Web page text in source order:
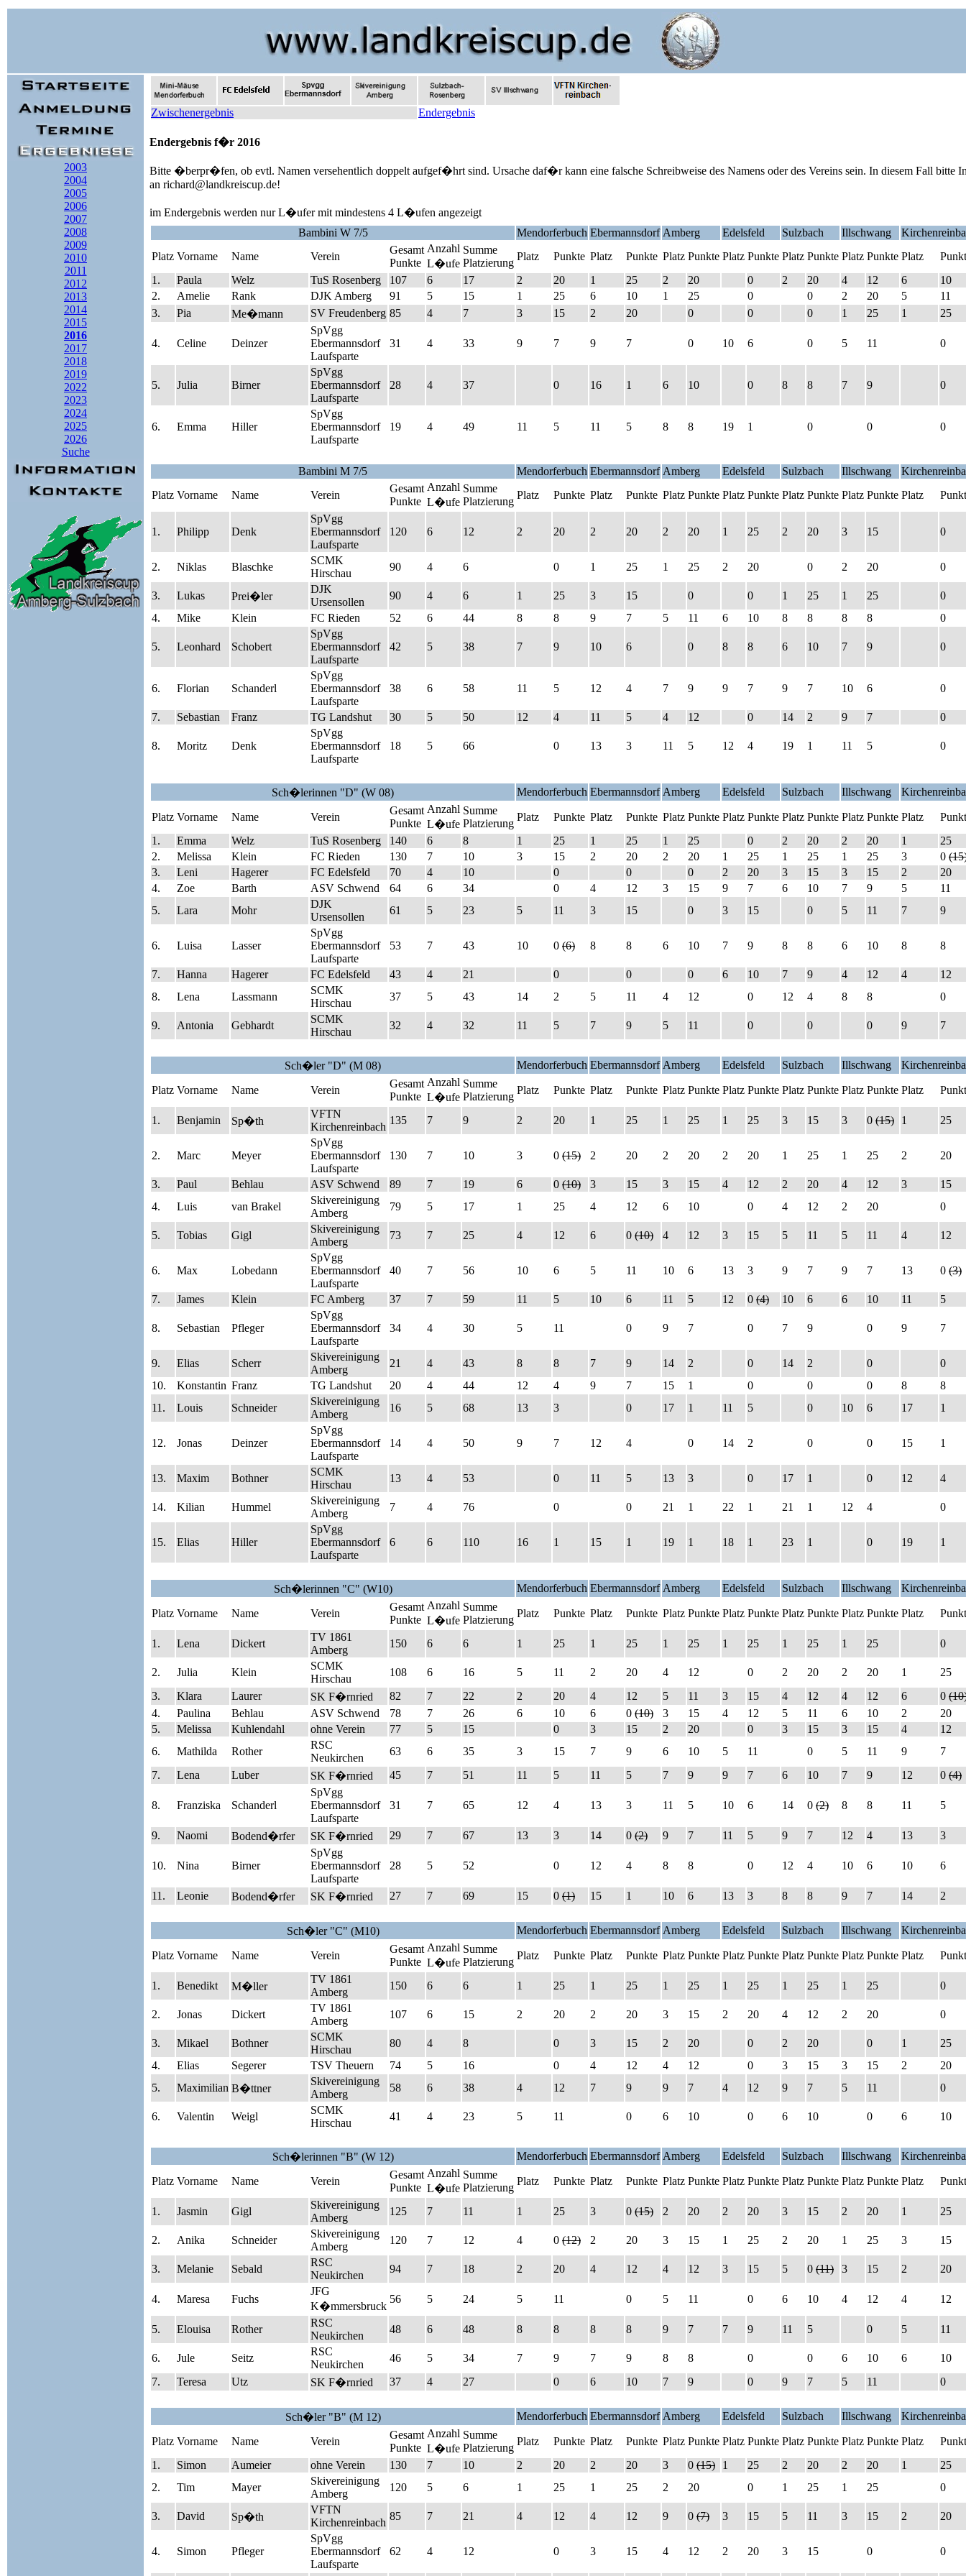
2003
2004
2005
2006
2007
2008
2009
2010
2011
2012
2013
2014
2015
2016
2017
2018
2019
2022
2023
2024
2025
2026
Suche
Zwischenergebnis Endergebnis
Endergebnis f�r 2016
Bitte �berpr�fen, ob evtl. Namen versehentlich doppelt aufgef�hrt sind. Ursache daf�r kann eine falsche Schreibweise des Namens oder des Vereins sein. In diesem Fall bitte
an richard@landkreiscup.de!
im Endergebnis werden nur L�ufer mit mindestens 4 L�ufen angezeigt
Bambini W 7/5
Mendorferbuch Ebermannsdorf Amberg Edelsfeld Sulzbach Illschwang
Platz Vorname Name Verein
Gesamt
Punkte
Anzahl
L�ufe
Summe
Platzierung
Platz Punkte Platz Punkte Platz Punkte Platz Punkte Platz Punkte Platz Punkte Platz
1.
Paula Welz TuS Rosenberg 107 6 17 2 20 1 25 2 20 0 2 20 4 12 6
10
2.
Amelie Rank DJK Amberg 91 5 15 1 25 6 10 1 25 0 0 2 20 5
11
3.
Pia Me�mann SV Freudenberg 85 4 7 3 15 2 20 0 0 0 1 25 1 25
4. Celine Deinzer
SpVgg
Ebermannsdorf
Laufsparte
31 4 33 9 7 9 7 0 10 6 0 5 11 0
5. Julia Birner
SpVgg
Ebermannsdorf
Laufsparte
28 4 37 0 16 1 6 10 0 8 8 7 9 0
6. Emma Hiller
SpVgg
Ebermannsdorf
Laufsparte
19 4 49 11 5 11 5 8 8 19 1 0 0 0
Bambini M 7/5 Mendorferbuch Ebermannsdorf Amberg Edelsfeld Sulzbach Illschwang
Platz Vorname Name Verein
Gesamt
Punkte
Anzahl
L�ufe
Summe
Platzierung
Platz Punkte Platz Punkte Platz Punkte Platz Punkte Platz Punkte Platz Punkte Platz
1. Philipp Denk
SpVgg
Ebermannsdorf
Laufsparte
120 6 12 2 20 2 20 2 20 1 25 2 20 3 15 0
2. Niklas Blaschke
SCMK
Hirschau
90 4 6 0 1 25 1 25 2 20 0 2 20 0
3. Lukas Prei�ler
DJK
Ursensollen
90 4 6 1 25 3 15 0 0 1 25 1 25
0
4.
Mike Klein FC Rieden 52 6 44 8 8 9 7 5 11 6 10 8 8 8 8 0
5. Leonhard Schobert
SpVgg
Ebermannsdorf
Laufsparte
42 5 38 7 9 10 6 0 8 8 6 10 7 9 0
6. Florian Schanderl
SpVgg
Ebermannsdorf
Laufsparte
38 6 58 11 5 12 4 7 9 9 7 9 7 10 6 0
7. Sebastian Franz TG Landshut 30 5 50 12 4 11 5 4 12 0 14 2 9 7 0
8. Moritz Denk
SpVgg
Ebermannsdorf
Laufsparte
18 5 66 0 13 3 11 5 12 4 19 1 11 5 0
Sch�lerinnen "D" (W 08) Mendorferbuch Ebermannsdorf Amberg Edelsfeld Sulzbach Illschwang
Platz Vorname Name Verein
Gesamt
Punkte
Anzahl
L�ufe
Summe
Platzierung
Platz Punkte Platz Punkte Platz Punkte Platz Punkte Platz Punkte Platz Punkte Platz
1.
Emma Welz TuS Rosenberg 140 6 8 1 25 1 25 1 25 0 2 20 2 20 1
25
2.
Melissa Klein FC Rieden 130 7 10 3 15 2 20 2 20 1 25 1 25 1 25 3 0
3.
Leni Hagerer FC Edelsfeld 70 4 10 0 0 0 2 20 3 15 3 15 2
20
4.
Zoe Barth ASV Schwend 64 6 34 0 4 12 3 15 9 7 6 10 7 9 5
11
5.
Lara Mohr
DJK
Ursensollen
61 5 23 5 11 3 15 0 3 15 0 5 11 7 9
6. Luisa Lasser
SpVgg
Ebermannsdorf
Laufsparte
53 7 43 10 0 (6) 8 8 6 10 7 9 8 8 6 10 8 8
7. Hanna Hagerer FC Edelsfeld 43 4 21 0 0 0 6 10 7 9 4 12 4
12
8.
Lena Lassmann
SCMK
Hirschau
37 5 43 14 2 5 11 4 12 0 12 4 8 8 0
9. Antonia Gebhardt
SCMK
Hirschau
32 4 32 11 5 7 9 5 11 0 0 0 9 7
Sch�ler "D" (M 08) Mendorferbuch Ebermannsdorf Amberg Edelsfeld Sulzbach Illschwang
Platz Vorname Name Verein
Gesamt
Punkte
Anzahl
L�ufe
Summe
Platzierung
Platz Punkte Platz Punkte Platz Punkte Platz Punkte Platz Punkte Platz Punkte Platz
1. Benjamin Sp�th
VFTN
Kirchenreinbach
135 7 9 2 20 1 25 1 25 1 25 3 15 3 0 (15) 1 25
2. Marc Meyer
SpVgg
Ebermannsdorf
Laufsparte
130 7 10 3 0 (15) 2 20 2 20 2 20 1 25 1 25 2 20
3. Paul Behlau ASV Schwend 89 7 19 6 0 (10) 3 15 3 15 4 12 2 20 4 12 3
15
4.
Luis van Brakel
Skivereinigung
Amberg
79 5 17 1 25 4 12 6 10 0 4 12 2 20 0
5. Tobias Gigl
Skivereinigung
Amberg
73 7 25 4 12 6 0 (10) 4 12 3 15 5 11 5 11 4 12
6. Max Lobedann
SpVgg
Ebermannsdorf
Laufsparte
40 7 56 10 6 5 11 10 6 13 3 9 7 9 7 13 0 (3)
7. James Klein FC Amberg 37 7 59 11 5 10 6 11 5 12 0 (4) 10 6 6 10 11 5
8. Sebastian Pfleger
SpVgg
Ebermannsdorf
Laufsparte
34 4 30 5 11 0 9 7 0 7 9 0 9 7
9. Elias Scherr
Skivereinigung
Amberg
21 4 43 8 8 7 9 14 2 0 14 2 0
0
10.
Konstantin Franz TG Landshut 20 4 44 12 4 9 7 15 1 0 0 0 8
8
11.
Louis Schneider
Skivereinigung
Amberg
16 5 68 13 3 0 17 1 11 5 0 10 6 17 1
12. Jonas Deinzer
SpVgg
Ebermannsdorf
Laufsparte
14 4 50 9 7 12 4 0 14 2 0 0 15 1
13. Maxim Bothner
SCMK
Hirschau
13 4 53 0 11 5 13 3 0 17 1 0 12 4
14. Kilian Hummel
Skivereinigung
Amberg
7 4 76 0 0 21 1 22 1 21 1 12 4 0
15. Elias Hiller
SpVgg
Ebermannsdorf
Laufsparte
6 6 110 16 1 15 1 19 1 18 1 23 1 0 19 1
Sch�lerinnen "C" (W10) Mendorferbuch Ebermannsdorf Amberg Edelsfeld Sulzbach Illschwang
Platz Vorname Name Verein
Gesamt
Punkte
Anzahl
L�ufe
Summe
Platzierung
Platz Punkte Platz Punkte Platz Punkte Platz Punkte Platz Punkte Platz Punkte Platz
1. Lena Dickert
TV 1861
Amberg
150 6 6 1 25 1 25 1 25 1 25 1 25 1 25 0
2. Julia Klein
SCMK
Hirschau
108 6 16 5 11 2 20 4 12 0 2 20 2 20 1
25
3.
Klara Laurer SK F�rnried 82 7 22 2 20 4 12 5 11 3 15 4 12 4 12 6 0
4.
Paulina Behlau ASV Schwend 78 7 26 6 10 6 0 (10) 3 15 4 12 5 11 6 10 2
20
5.
Melissa Kuhlendahl ohne Verein 77 5 15 0 3 15 2 20 0 3 15 3 15 4
12
6.
Mathilda Rother
RSC
Neukirchen
63 6 35 3 15 7 9 6 10 5 11 0 5 11 9
7
7.
Lena Luber SK F�rnried 45 7 51 11 5 11 5 7 9 9 7 6 10 7 9 12 0 (4)
8. Franziska Schanderl
SpVgg
Ebermannsdorf
Laufsparte
31 7 65 12 4 13 3 11 5 10 6 14 0 (2) 8 8 11 5
9. Naomi Bodend�rfer SK F�rnried 29 7 67 13 3 14 0 (2) 9 7 11 5 9 7 12 4 13 3
10. Nina Birner
SpVgg
Ebermannsdorf
Laufsparte
28 5 52 0 12 4 8 8 0 12 4 10 6 10 6
11. Leonie Bodend�rfer SK F�rnried 27 7 69 15 0 (1) 15 1 10 6 13 3 8 8 9 7 14 2
Sch�ler "C" (M10) Mendorferbuch Ebermannsdorf Amberg Edelsfeld Sulzbach Illschwang
Platz Vorname Name Verein
Gesamt
Punkte
Anzahl
L�ufe
Summe
Platzierung
Platz Punkte Platz Punkte Platz Punkte Platz Punkte Platz Punkte Platz Punkte Platz
1. Benedikt M�ller
TV 1861
Amberg
150 6 6 1 25 1 25 1 25 1 25 1 25 1 25 0
2. Jonas Dickert
TV 1861
Amberg
107 6 15 2 20 2 20 3 15 2 20 4 12 2 20 0
3. Mikael Bothner
SCMK
Hirschau
80 4 8 0 3 15 2 20 0 2 20 0 1
25
4.
Elias Segerer TSV Theuern 74 5 16 0 4 12 4 12 0 3 15 3 15 2
20
5.
Maximilian B�ttner
Skivereinigung
Amberg
58 6 38 4 12 7 9 9 7 4 12 9 7 5 11 0
6. Valentin Weigl
SCMK
Hirschau
41 4 23 5 11 0 6 10 0 6 10 0 6 10
Sch�lerinnen "B" (W 12) Mendorferbuch Ebermannsdorf Amberg Edelsfeld Sulzbach Illschwang
Platz Vorname Name Verein
Gesamt
Punkte
Anzahl
L�ufe
Summe
Platzierung
Platz Punkte Platz Punkte Platz Punkte Platz Punkte Platz Punkte Platz Punkte Platz
1. Jasmin Gigl
Skivereinigung
Amberg
125 7 11 1 25 3 0 (15) 2 20 2 20 3 15 2 20 1 25
2. Anika Schneider
Skivereinigung
Amberg
120 7 12 4 0 (12) 2 20 3 15 1 25 2 20 1 25 3 15
3. Melanie Sebald
RSC
Neukirchen
94 7 18 2 20 4 12 4 12 3 15 5 0 (11) 3 15 2 20
4. Maresa Fuchs
JFG
K�mmersbruck
56 5 24 5 11 0 5 11 0 6 10 4 12 4 12
5. Elouisa Rother
RSC
Neukirchen
48 6 48 8 8 8 8 9 7 7 9 11 5 0 5 11
6. Jule Seitz
RSC
Neukirchen
46 5 34 7 9 7 9 8 8 0 0 6 10 6
10
7.
Teresa Utz SK F�rnried 37 4 27 0 6 10 7 9 0 9 7 5 11 0
Sch�ler "B" (M 12) Mendorferbuch Ebermannsdorf Amberg Edelsfeld Sulzbach Illschwang
Platz Vorname Name Verein
Gesamt
Punkte
Anzahl
L�ufe
Summe
Platzierung
Platz Punkte Platz Punkte Platz Punkte Platz Punkte Platz Punkte Platz Punkte Platz
1.
Simon Aumeier ohne Verein 130 7 10 2 20 2 20 3 0 (15) 1 25 2 20 2 20 1
25
2.
Tim Mayer
Skivereinigung
Amberg
120 5 6 1 25 1 25 2 20 0 1 25 1 25 0
3. David Sp�th
VFTN
Kirchenreinbach
85 7 21 4 12 4 12 9 0 (7) 3 15 5 11 3 15 2 20
4. Simon Pfleger
SpVgg
Ebermannsdorf
Laufsparte
62 4 12 0 3 15 4 12 2 20 3 15 0 0